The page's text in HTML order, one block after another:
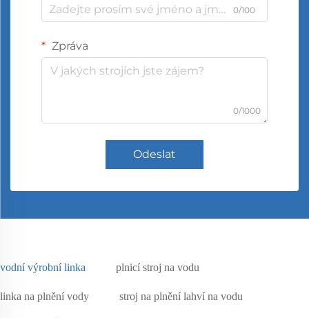
0/100
Zpráva
0/1000
Odeslat
vodní výrobní linka plnicí stroj na vodu
linka na plnění vody stroj na plnění lahví na vodu